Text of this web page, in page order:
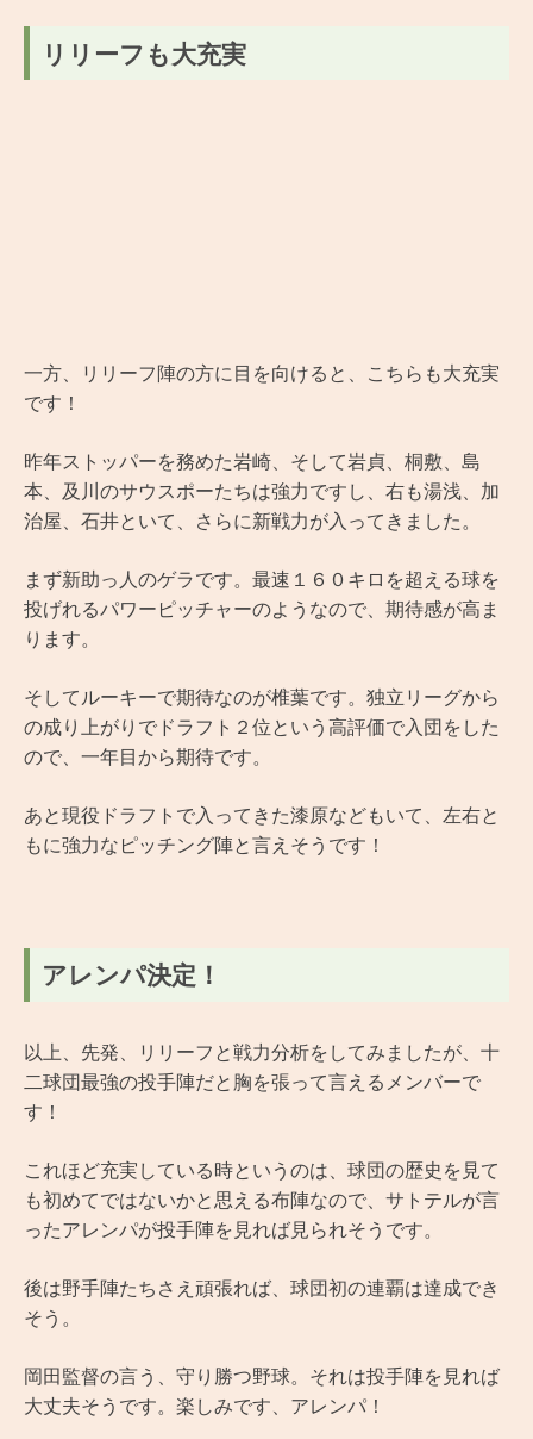
リリーフも大充実
一方、リリーフ陣の方に目を向けると、こちらも大充実
です！
昨年ストッパーを務めた岩崎、そして岩貞、桐敷、島
本、及川のサウスポーたちは強力ですし、右も湯浅、加
治屋、石井といて、さらに新戦力が入ってきました。
まず新助っ人のゲラです。最速１６０キロを超える球を
投げれるパワーピッチャーのようなので、期待感が高ま
ります。
そしてルーキーで期待なのが椎葉です。独立リーグから
の成り上がりでドラフト２位という高評価で入団をした
ので、一年目から期待です。
あと現役ドラフトで入ってきた漆原などもいて、左右と
もに強力なピッチング陣と言えそうです！
アレンパ決定！
以上、先発、リリーフと戦力分析をしてみましたが、十
二球団最強の投手陣だと胸を張って言えるメンバーで
す！
これほど充実している時というのは、球団の歴史を見て
も初めてではないかと思える布陣なので、サトテルが言
ったアレンパが投手陣を見れば見られそうです。
後は野手陣たちさえ頑張れば、球団初の連覇は達成でき
そう。
岡田監督の言う、守り勝つ野球。それは投手陣を見れば
大丈夫そうです。楽しみです、アレンパ！